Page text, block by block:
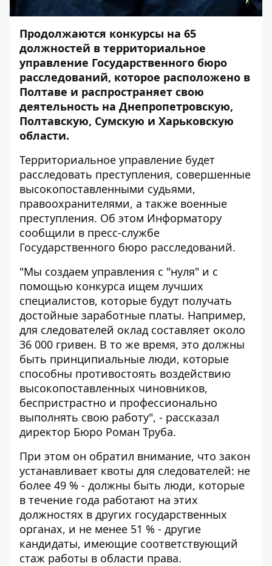
Продолжаются конкурсы на 65
должностей в территориальное
управление Государственного бюро
расследований, которое расположено в
Полтаве и распространяет свою
деятельность на Днепропетровскую,
Полтавскую, Сумскую и Харьковскую
области.
Территориальное управление будет
расследовать преступления, совершенные
высокопоставленными судьями,
правоохранителями, а также военные
преступления. Об этом Информатору
сообщили в пресс-службе
Государственного бюро расследований.
"Мы создаем управления с "нуля" и с
помощью конкурса ищем лучших
специалистов, которые будут получать
достойные заработные платы. Например,
для следователей оклад составляет около
36 000 гривен. В то же время, это должны
быть принципиальные люди, которые
способны противостоять воздействию
высокопоставленных чиновников,
беспристрастно и профессионально
выполнять свою работу", - рассказал
директор Бюро Роман Труба.
При этом он обратил внимание, что закон
устанавливает квоты для следователей: не
более 49 % - должны быть люди, которые
в течение года работают на этих
должностях в других государственных
органах, и не менее 51 % - другие
кандидаты, имеющие соответствующий
стаж работы в области права.